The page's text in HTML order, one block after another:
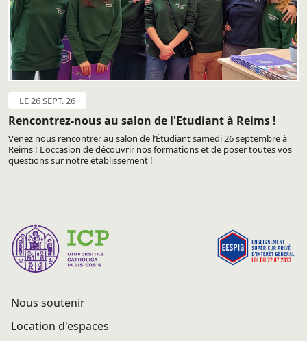
LE 26 SEPT. 26
Rencontrez-nous au salon de l'Etudiant à Reims !
Venez nous rencontrer au salon de l’Étudiant samedi 26 septembre à
Reims ! L'occasion de découvrir nos formations et de poser toutes vos
questions sur notre établissement !
Nous soutenir
Location d'espaces